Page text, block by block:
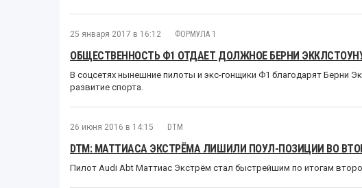
25 января 2017 в 16:12 ФОРМУЛА 1
ОБЩЕСТВЕННОСТЬ Ф1 ОТДАЕТ ДОЛЖНОЕ БЕРНИ
В соцсетях нынешние пилоты и экс-гонщики Ф1 благодарят Берни
развитие спорта.
26 июня 2016 в 14:15 DTM
DTM: МАТТИАСА ЭКСТРЁМА ЛИШИЛИ ПОУЛ-ПОЗИЦИИ ВО
Пилот Audi Abt Маттиас Экстрём стал быстрейшим по итогам